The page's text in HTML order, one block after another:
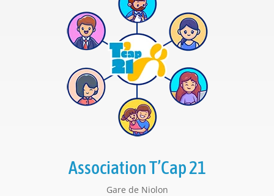
Association T’Cap 21
Gare de Niolon